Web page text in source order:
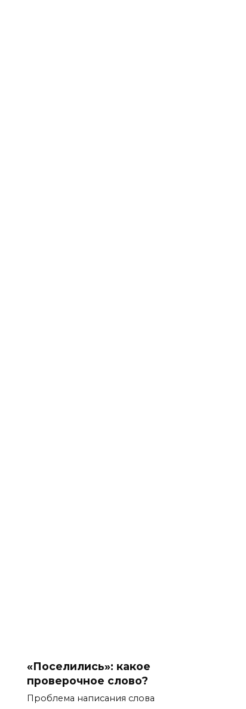
«Поселились»: какое
проверочное слово?
Проблема написания слова